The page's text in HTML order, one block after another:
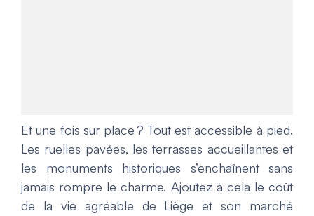
Et une fois sur place ? Tout est accessible à pied.
Les ruelles pavées, les terrasses accueillantes et
les monuments historiques s’enchaînent sans
jamais rompre le charme. Ajoutez à cela le coût
de la vie agréable de Liège et son marché